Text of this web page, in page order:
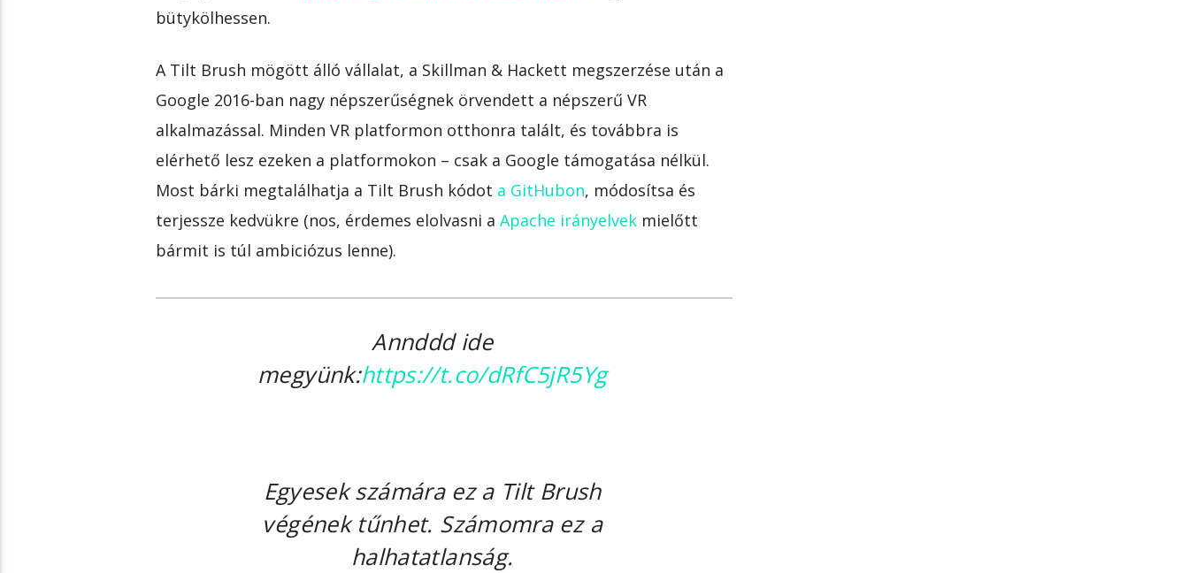
bütykölhessen.
A Tilt Brush mögött álló vállalat, a Skillman & Hackett megszerzése után a
Google 2016-ban nagy népszerűségnek örvendett a népszerű VR
alkalmazással. Minden VR platformon otthonra talált, és továbbra is
elérhető lesz ezeken a platformokon – csak a Google támogatása nélkül.
Most bárki megtalálhatja a Tilt Brush kódot a GitHubon, módosítsa és
terjessze kedvükre (nos, érdemes elolvasni a Apache irányelvek mielőtt
bármit is túl ambiciózus lenne).
Annddd ide
megyünk:https://t.co/dRfC5jR5Yg
Egyesek számára ez a Tilt Brush
végének tűnhet. Számomra ez a
halhatatlanság.